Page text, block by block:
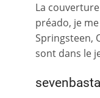
La
préado, je
Springsteen,
sont dans le